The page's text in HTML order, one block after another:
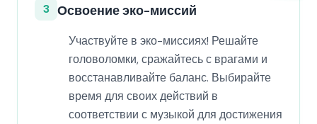
3 Освоение эко-миссий
Участвуйте в эко-миссиях! Решайте
головоломки, сражайтесь с врагами и
восстанавливайте баланс. Выбирайте
время для своих действий в
соответствии с музыкой для достижения